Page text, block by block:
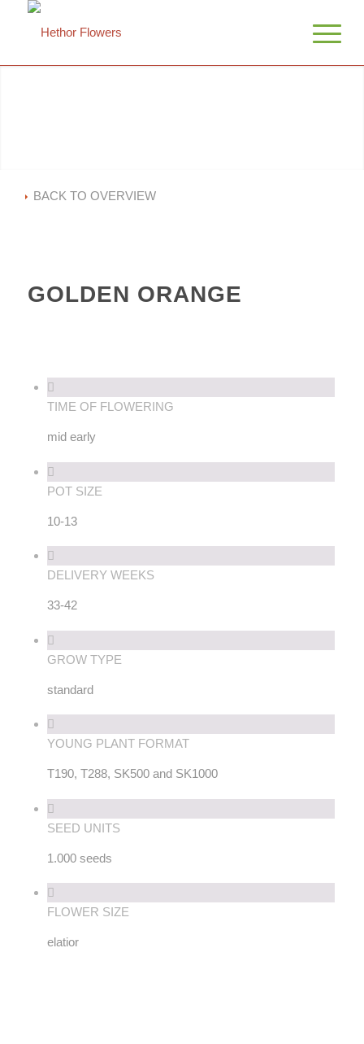
BACK TO OVERVIEW
GOLDEN ORANGE
TIME OF FLOWERING
mid early
POT SIZE
10-13
DELIVERY WEEKS
33-42
GROW TYPE
standard
YOUNG PLANT FORMAT
T190, T288, SK500 and SK1000
SEED UNITS
1.000 seeds
FLOWER SIZE
elatior